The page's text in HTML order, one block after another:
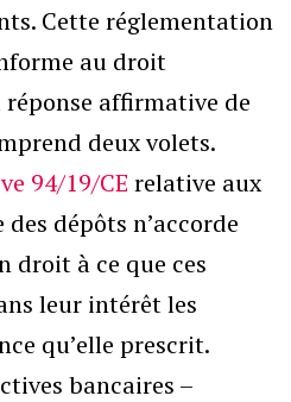
Cette réglementation
au droit
affirmative de
deux volets.
94/19/CE relative aux
dépôts n’accorde
droit à ce que ces
leur intérêt les
qu’elle prescrit.
bancaires –